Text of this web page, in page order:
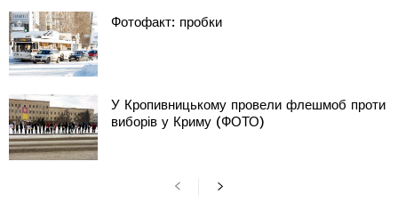
Фотофакт: пробки
У Кропивницькому провели флешмоб проти
виборів у Криму (ФОТО)